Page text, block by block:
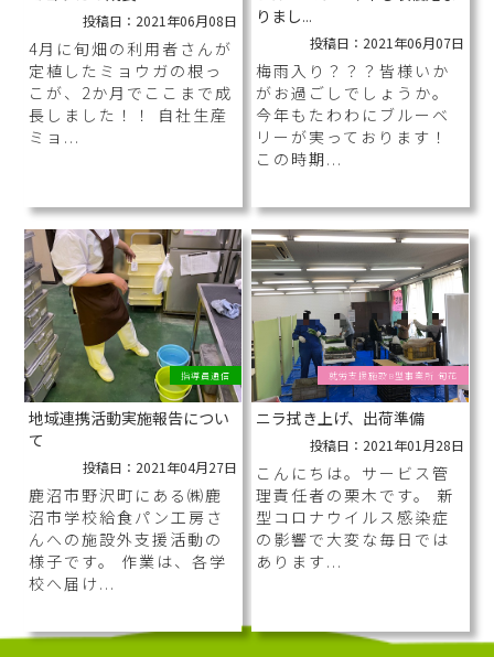
投稿日：2021年06月08日
4月に旬畑の利用者さんが
定植したミョウガの根っ
こが、2か月でここまで成
長しました！！ 自社生産
ミョ...
りまし...
投稿日：2021年06月07日
梅雨入り？？？皆様いか
がお過ごしでしょうか。
今年もたわわにブルーベ
リーが実っております！
この時期...
指導員通信
地域連携活動実施報告につい
て
投稿日：2021年04月27日
鹿沼市野沢町にある㈱鹿
沼市学校給食パン工房さ
んへの施設外支援活動の
様子です。 作業は、各学
校へ届け...
就労支援施設B型事業所 旬花
ニラ拭き上げ、出荷準備
投稿日：2021年01月28日
こんにちは。サービス管
理責任者の栗木です。 新
型コロナウイルス感染症
の影響で大変な毎日では
あります...